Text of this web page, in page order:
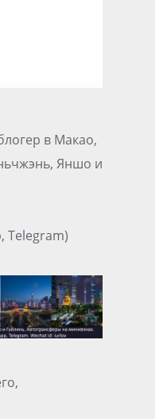
в Макао,
Яншо и
Telegram)